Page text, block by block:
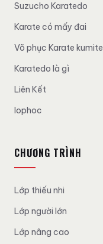
Suzucho Karatedo
Karate có mấy đai
Võ phục Karate kumite
Karatedo là gì
Liên Kết
lophoc
CHƯƠNG TRÌNH
Lớp thiếu nhi
Lớp người lớn
Lớp nâng cao